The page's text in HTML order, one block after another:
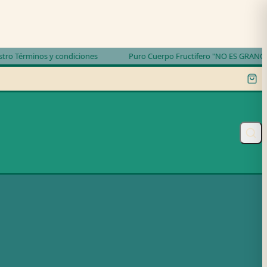
Términos y condiciones Puro Cuerpo Fructifero "NO ES GRANO